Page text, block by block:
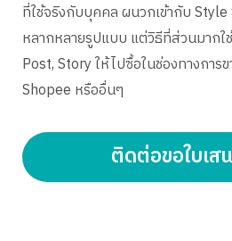
ที่ใช้จริงกับบุคคล ผนวกเข้ากับ
หลากหลายรูปแบบ แต่วิธีที่ส่วนมากใ
Post, Story ให้ไปซื้อในช่องทางการ
Shopee หรืออื่นๆ
ติดต่อขอใบเส